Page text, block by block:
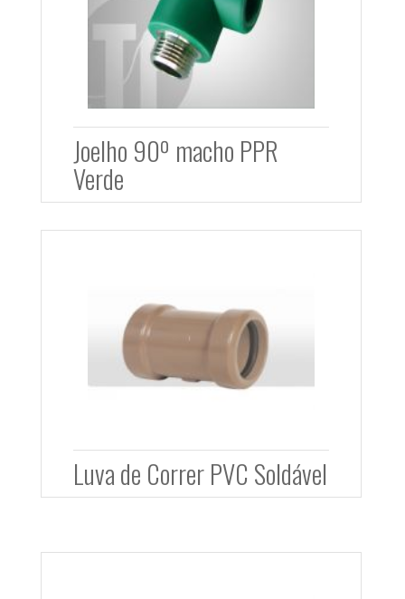
Joelho 90º macho PPR
Verde
Luva de Correr PVC Soldável